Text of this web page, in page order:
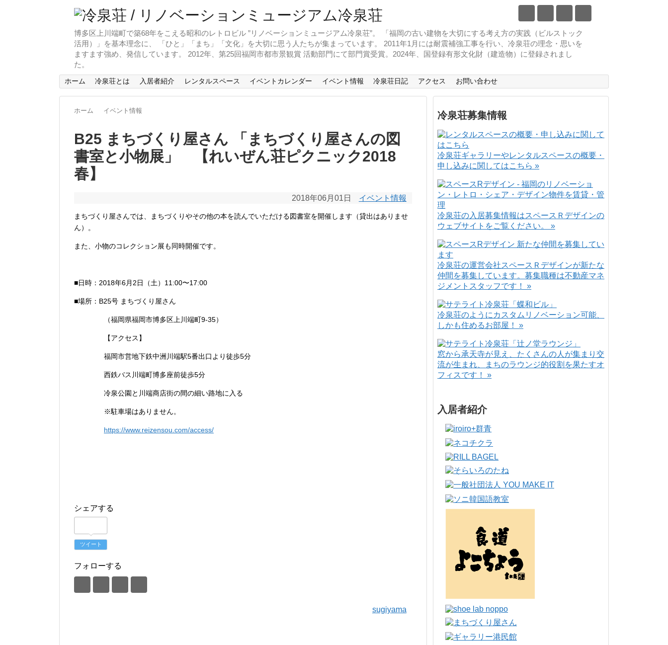
博多区上川端町で築68年をこえる昭和のレトロビル ”リノベーションミュージアム冷泉荘”。 「福岡の古い建物を大切にする考え方の実践（ビルストック
活用）」を基本理念に、 「ひと」「まち」「文化」を大切に思う人たちが集まっています。 2011年1月には耐震補強工事を行い、冷泉荘の理念・思いを
ますます強め、発信しています。 2012年、第25回福岡市都市景観賞 活動部門にて部門賞受賞。2024年、国登録有形文化財（建造物）に登録されまし
た。
ホーム 冷泉荘とは 入居者紹介 レンタルスペース イベントカレンダー イベント情報 冷泉荘日記 アクセス お問い合わせ
ホーム イベント情報
B25 まちづくり屋さん 「まちづくり屋さんの図
書室と小物展」 【れいぜん荘ピクニック2018
春】
2018年06月01日 イベント情報
まちづくり屋さんでは、まちづくりやその他の本を読んでいただける図書室を開催します（貸出はありませ
ん）。
また、小物のコレクション展も同時開催です。
■日時：2018年6月2日（土）11:00〜17:00
■場所：B25号 まちづくり屋さん
（福岡県福岡市博多区上川端町9-35）
【アクセス】
福岡市営地下鉄中洲川端駅5番出口より徒歩5分
西鉄バス川端町博多座前徒歩5分
冷泉公園と川端商店街の間の細い路地に入る
※駐車場はありません。
https://www.reizensou.com/access/
シェアする
ツイート
フォローする
sugiyama
冷泉荘募集情報
冷泉荘ギャラリーやレンタルスペースの概要・
申し込みに関してはこちら »
冷泉荘の入居募集情報はスペースＲデザインの
ウェブサイトをご覧ください。 »
冷泉荘の運営会社スペースＲデザインが新たな
仲間を募集しています。募集職種は不動産マネ
ジメントスタッフです！ »
冷泉荘のようにカスタムリノベーション可能、
しかも住めるお部屋！ »
窓から承天寺が見え、たくさんの人が集まり交
流が生まれ、まちのラウンジ的役割を果たすオ
フィスです！ »
入居者紹介